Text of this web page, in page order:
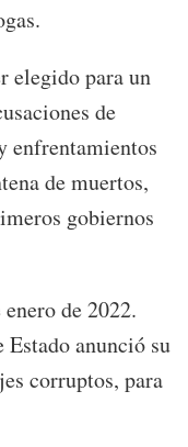
elegido para un
de
enfrentamientos
de muertos,
gobiernos
de 2022.
Estado anunció su
corruptos, para